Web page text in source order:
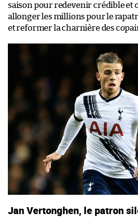
saison pour redevenir crédible et
allonger les millions pour le
et reformer la charnière des
Jan Vertonghen, le patron